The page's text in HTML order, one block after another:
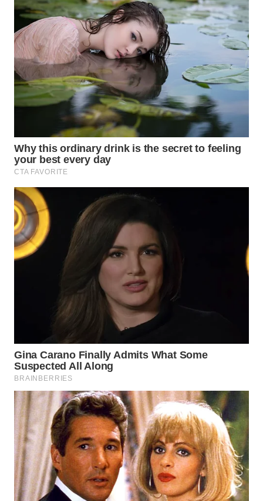
WN
BOGOR
WN
DEPOK
WN
TAPANULI
WN
SAMOSIR
WN
PADANG
LAWAS
WN
SUMEDANG
SERIBU
WN
TANGERANG
WN
BINJAI
WN
CIREBON